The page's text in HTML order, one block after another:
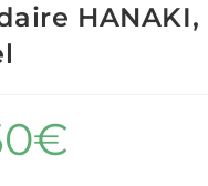
HANAKI,
€